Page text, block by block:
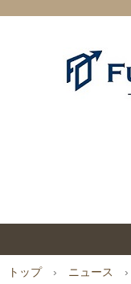
トップ › ニュース ›